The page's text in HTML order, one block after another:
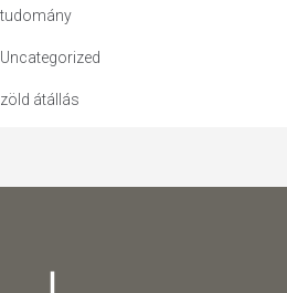
tudomány
Uncategorized
zöld átállás